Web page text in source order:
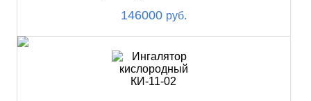
146000 руб.